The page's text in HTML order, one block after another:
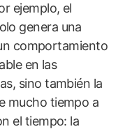
ejemplo, el
genera una
comportamiento
en las
sino también la
mucho tiempo a
el tiempo: la